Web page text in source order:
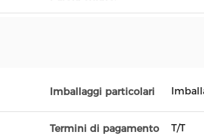
Imballaggi particolari
Termini di pagamento T/T